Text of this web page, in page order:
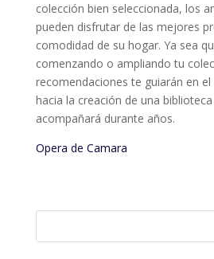
colección bien seleccionada, los
pueden disfrutar de las mejores
comodidad de su hogar. Ya sea
comenzando o ampliando tu
recomendaciones te guiarán en
hacia la creación de una
acompañará durante años.
Opera de Camara